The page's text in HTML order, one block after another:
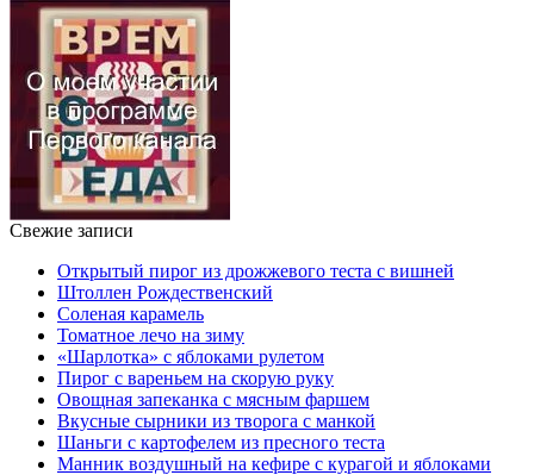
Свежие записи
Открытый пирог из дрожжевого теста с вишней
Штоллен Рождественский
Соленая карамель
Томатное лечо на зиму
«Шарлотка» с яблоками рулетом
Пирог с вареньем на скорую руку
Овощная запеканка с мясным фаршем
Вкусные сырники из творога с манкой
Шаньги с картофелем из пресного теста
Манник воздушный на кефире с курагой и яблоками